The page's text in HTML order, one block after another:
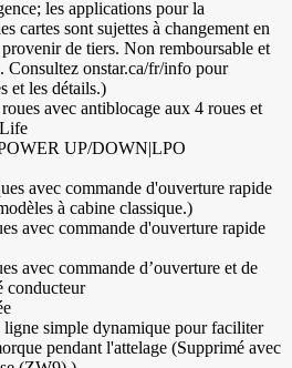
les applications pour la
cartes sont sujettes à changement en
de tiers. Non remboursable et
Consultez onstar.ca/fr/info pour
et les détails.)
avec antiblocage aux 4 roues et
UP/DOWN|LPO
avec commande d'ouverture rapide
à cabine classique.)
avec commande d'ouverture rapide
avec commande d’ouverture et de
conducteur
ligne simple dynamique pour faciliter
pendant l'attelage (Supprimé avec